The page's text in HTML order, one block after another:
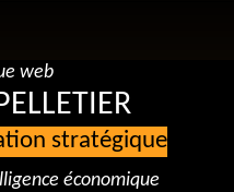
web
stratégique
économique